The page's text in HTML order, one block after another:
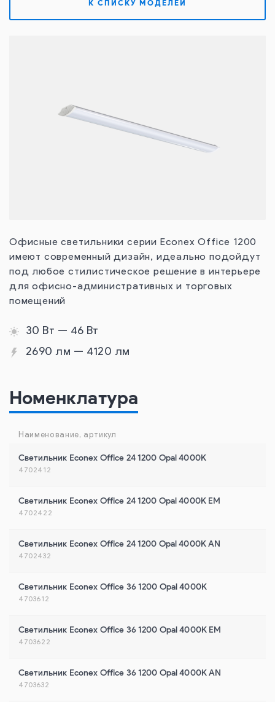
К СПИСКУ МОДЕЛЕЙ
Офисные светильники серии Econex Office 1200
имеют современный дизайн, идеально подойдут
под любое стилистическое решение в интерьере
для офисно-административных и торговых
помещений
30 Вт — 46 Вт
2690 лм — 4120 лм
Номенклатура
Наименование, артикул
Светильник Econex Office 24 1200 Opal 4000K
4702412
Светильник Econex Office 24 1200 Opal 4000K EM
4702422
Светильник Econex Office 24 1200 Opal 4000K AN
4702432
Светильник Econex Office 36 1200 Opal 4000K
4703612
Светильник Econex Office 36 1200 Opal 4000K EM
4703622
Светильник Econex Office 36 1200 Opal 4000K AN
4703632